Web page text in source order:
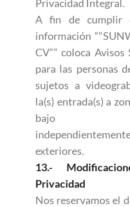
Privacidad Integral.
A fin de cumplir
información
CV”” coloca
para las personas
sujetos a
la(s) entrada(s) a
bajo
exteriores.
13.-
Privacidad
Nos reservamos el